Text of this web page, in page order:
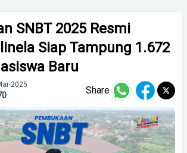
SNBT 2025 Resmi
Siap Tampung 1.672
Baru
2025 Share